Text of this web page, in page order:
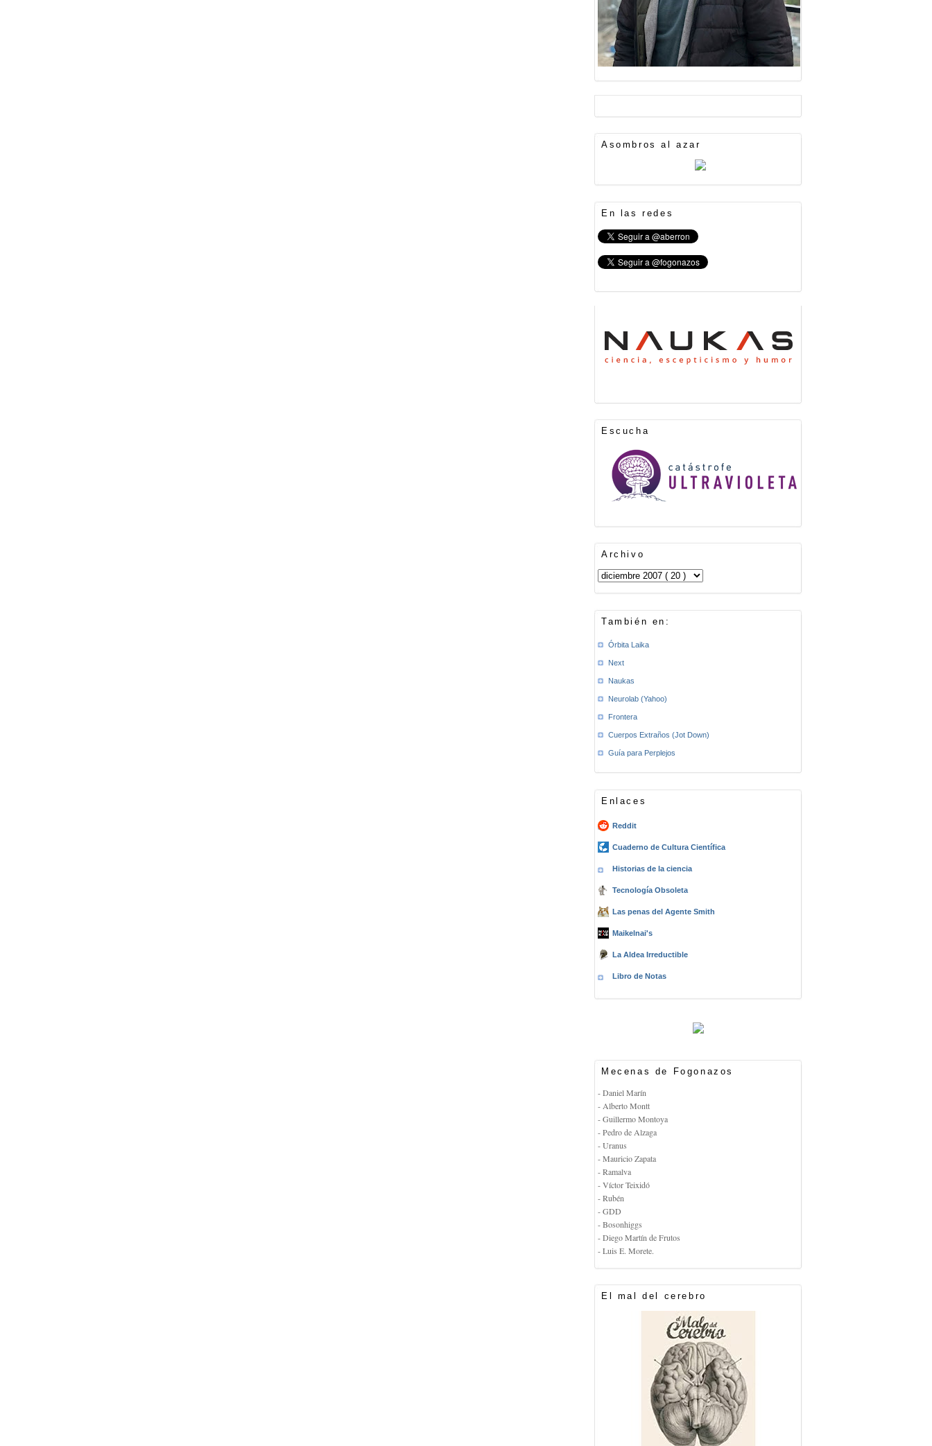
Asombros al azar
En las redes
Escucha
Archivo
También en:
Órbita Laika
Next
Naukas
Neurolab (Yahoo)
Frontera
Cuerpos Extraños (Jot Down)
Guía para Perplejos
Enlaces
Reddit
Cuaderno de Cultura Científica
Historias de la ciencia
Tecnología Obsoleta
Las penas del Agente Smith
Maikelnai's
La Aldea Irreductible
Libro de Notas
Mecenas de Fogonazos
- Daniel Marín
- Alberto Montt
- Guillermo Montoya
- Pedro de Alzaga
- Uranus
- Mauricio Zapata
- Ramalva
- Víctor Teixidó
- Rubén
- GDD
- Bosonhiggs
- Diego Martín de Frutos
- Luis E. Morete.
El mal del cerebro